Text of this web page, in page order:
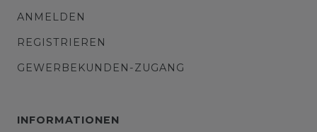
ANMELDEN
REGISTRIEREN
GEWERBEKUNDEN-ZUGANG
INFORMATIONEN